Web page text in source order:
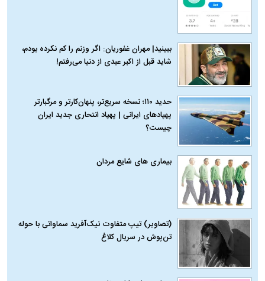
ببینید| مهران غفوریان: اگر وزنم را کم نکرده بودم،
شاید قبل از اکبر عبدی از دنیا می‌رفتم!
حدید ۱۱۰؛ نسخه سریع‌تر، پنهان‌کارتر و مرگبارتر
پهپادهای ایرانی | پهپاد انتحاری جدید ایران
چیست؟
بیماری‌ های شایع مردان
(تصاویر) تیپ متفاوت نیک‌آفرید سماواتی با حوله
تن‌پوش در سریال کلاغ